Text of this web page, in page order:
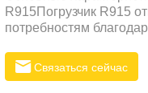
R915Погрузчик R915
потребностям
Связаться сейчас